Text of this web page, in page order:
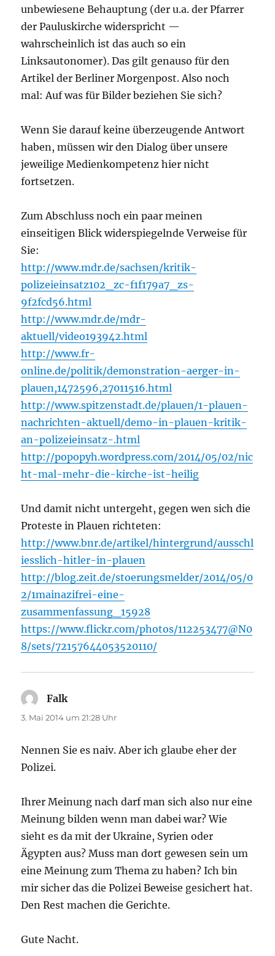
unbewiesene Behauptung (der u.a. der Pfarrer
der Pauluskirche widerspricht —
wahrscheinlich ist das auch so ein
Linksautonomer). Das gilt genauso für den
Artikel der Berliner Morgenpost. Also noch
mal: Auf was für Bilder beziehen Sie sich?
Wenn Sie darauf keine überzeugende Antwort
haben, müssen wir den Dialog über unsere
jeweilige Medienkompetenz hier nicht
fortsetzen.
Zum Abschluss noch ein paar meinen
einseitigen Blick widerspiegelnde Verweise für
Sie:
http://www.mdr.de/sachsen/kritik-
polizeieinsatz102_zc-f1f179a7_zs-
9f2fcd56.html
http://www.mdr.de/mdr-
aktuell/video193942.html
http://www.fr-
online.de/politik/demonstration-aerger-in-
plauen,1472596,27011516.html
http://www.spitzenstadt.de/plauen/1-plauen-
nachrichten-aktuell/demo-in-plauen-kritik-
an-polizeieinsatz-.html
http://popopyh.wordpress.com/2014/05/02/nic
ht-mal-mehr-die-kirche-ist-heilig
Und damit nicht untergeht, gegen wen sich die
Proteste in Plauen richteten:
http://www.bnr.de/artikel/hintergrund/ausschl
iesslich-hitler-in-plauen
http://blog.zeit.de/stoerungsmelder/2014/05/0
2/1mainazifrei-eine-
zusammenfassung_15928
https://www.flickr.com/photos/112253477@N0
8/sets/72157644053520110/
Falk
3. Mai 2014 um 21:28 Uhr
Nennen Sie es naiv. Aber ich glaube eher der
Polizei.
Ihrer Meinung nach darf man sich also nur eine
Meinung bilden wenn man dabei war? Wie
sieht es da mit der Ukraine, Syrien oder
Ägypten aus? Muss man dort gewesen sein um
eine Meinung zum Thema zu haben? Ich bin
mir sicher das die Polizei Beweise gesichert hat.
Den Rest machen die Gerichte.
Gute Nacht.